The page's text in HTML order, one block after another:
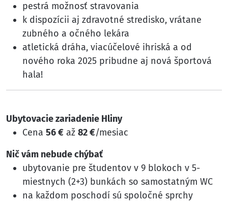
pestrá možnosť stravovania
k dispozícii aj zdravotné stredisko, vrátane
zubného a očného lekára
atletická dráha, viacúčelové ihriská a od
nového roka 2025 pribudne aj nová športová
hala!
Ubytovacie zariadenie Hliny
Cena 56 € až 82 €/mesiac
Nič vám nebude chýbať
ubytovanie pre študentov v 9 blokoch v 5-
miestnych (2+3) bunkách so samostatným WC
na každom poschodí sú spoločné sprchy